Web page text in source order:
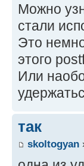
Можно
стали
Это
этого
Или
так
skoltogyan